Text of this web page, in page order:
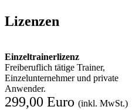
Lizenzen
Einzeltrainerlizenz
Freiberuflich tätige Trainer,
Einzelunternehmer und private
Anwender.
299,00 Euro (inkl. MwSt.)